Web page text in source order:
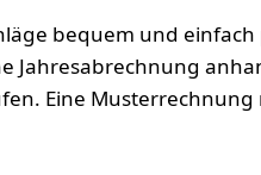
bequem und
Jahresabrechnung
Eine